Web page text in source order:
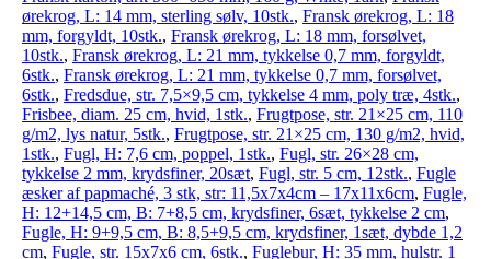
ørekrog, L: 14 mm, sterling sølv, 10stk., Fransk ørekrog, L: 18
mm, forgyldt, 10stk., Fransk ørekrog, L: 18 mm, forsølvet,
10stk., Fransk ørekrog, L: 21 mm, tykkelse 0,7 mm, forgyldt,
6stk., Fransk ørekrog, L: 21 mm, tykkelse 0,7 mm, forsølvet,
6stk., Fredsdue, str. 7,5×9,5 cm, tykkelse 4 mm, poly træ, 4stk.,
Frisbee, diam. 25 cm, hvid, 1stk., Frugtpose, str. 21×25 cm, 110
g/m2, lys natur, 5stk., Frugtpose, str. 21×25 cm, 130 g/m2, hvid,
1stk., Fugl, H: 7,6 cm, poppel, 1stk., Fugl, str. 26×28 cm,
tykkelse 2 mm, krydsfiner, 20sæt, Fugl, str. 5 cm, 12stk., Fugle
æsker af papmaché, 3 stk, str: 11,5x7x4cm – 17x11x6cm, Fugle,
H: 12+14,5 cm, B: 7+8,5 cm, krydsfiner, 6sæt, tykkelse 2 cm,
Fugle, H: 9+9,5 cm, B: 8,5+9,5 cm, krydsfiner, 1sæt, dybde 1,2
cm, Fugle, str. 15x7x6 cm, 6stk., Fuglebur, H: 35 mm, hulstr. 1